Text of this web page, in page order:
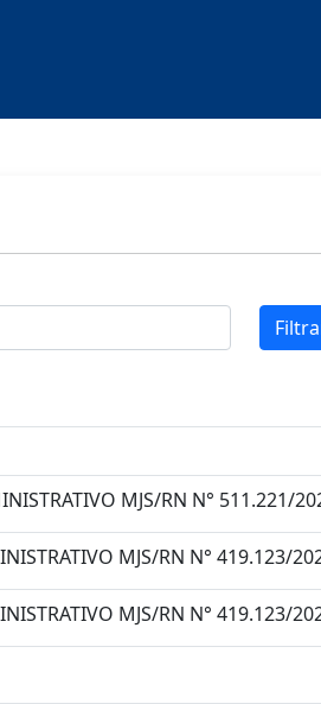
MJS/RN N° 511.221/
MJS/RN N° 419.123/
MJS/RN N° 419.123/